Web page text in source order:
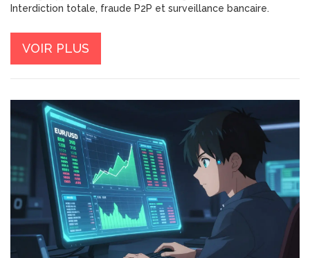
Interdiction totale, fraude P2P et surveillance bancaire.
VOIR PLUS